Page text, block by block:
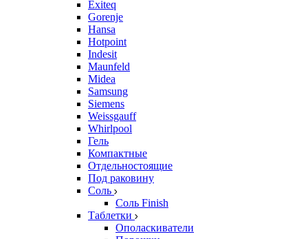
Exiteq
Gorenje
Hansa
Hotpoint
Indesit
Maunfeld
Midea
Samsung
Siemens
Weissgauff
Whirlpool
Гель
Компактные
Отдельностоящие
Под раковину
Соль
Соль Finish
Таблетки
Ополаскиватели